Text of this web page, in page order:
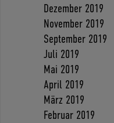
Dezember 2019
November 2019
September 2019
Juli 2019
Mai 2019
April 2019
März 2019
Februar 2019